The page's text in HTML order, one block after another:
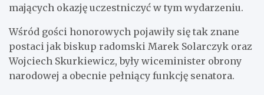
mających okazję uczestniczyć w tym wydarzeniu.
Wśród gości honorowych pojawiły się tak znane
postaci jak biskup radomski Marek Solarczyk oraz
Wojciech Skurkiewicz, były wiceminister obrony
narodowej a obecnie pełniący funkcję senatora.